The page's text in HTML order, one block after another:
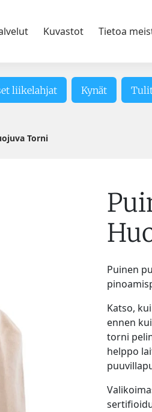
Kuvastot Tietoa
liikelahjat Kynät
Torni
Puinen
Katso,
ennen
torni
helppo